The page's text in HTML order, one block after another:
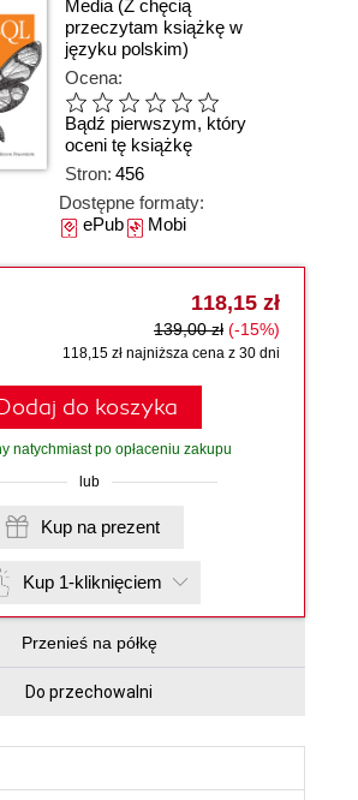
Media (Z chęcią
przeczytam książkę w
języku polskim)
Ocena:
Bądź pierwszym, który
oceni tę książkę
Stron: 456
Dostępne formaty:
ePubMobi
118,15 zł
139,00 zł (-15%)
118,15 zł najniższa cena z 30 dni
do koszyka
natychmiast po opłaceniu zakupu
lub
Kup na prezent
Kup 1-kliknięciem
Przenieś na półkę
Do przechowalni